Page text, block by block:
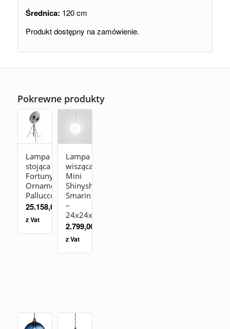
Średnica: 120 cm
Produkt dostępny na zamówienie.
Pokrewne produkty
Lampa
stojąca
Fortuny
Ornaments
Pallucco
25.158,00
z Vat
Lampa
wisząca
Mini
Shinyshadows
Smarin
–
24x24x4cm
2.799,00
z Vat